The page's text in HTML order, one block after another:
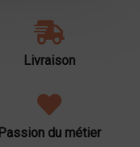
Livraison
Passion du métier